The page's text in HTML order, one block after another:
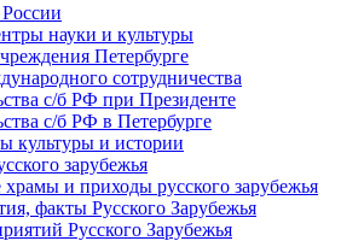
науки и культуры
Петербурге
сотрудничества
с/б РФ при Президенте
с/б РФ в Петербурге
культуры и истории
зарубежья
и приходы русского зарубежья
факты Русского Зарубежья
Русского Зарубежья